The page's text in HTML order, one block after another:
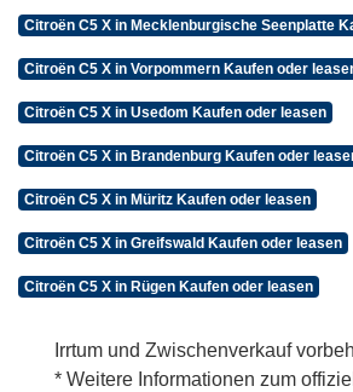
Citroën C5 X in Mecklenburgische Seenplatte
Citroën C5 X in Vorpommern Kaufen oder
Citroën C5 X in Usedom Kaufen oder leasen
Citroën C5 X in Brandenburg Kaufen oder
Citroën C5 X in Müritz Kaufen oder leasen
Citroën C5 X in Greifswald Kaufen oder leasen
Citroën C5 X in Rügen Kaufen oder leasen
Irrtum und Zwischenverkauf
* Weitere Informationen zum